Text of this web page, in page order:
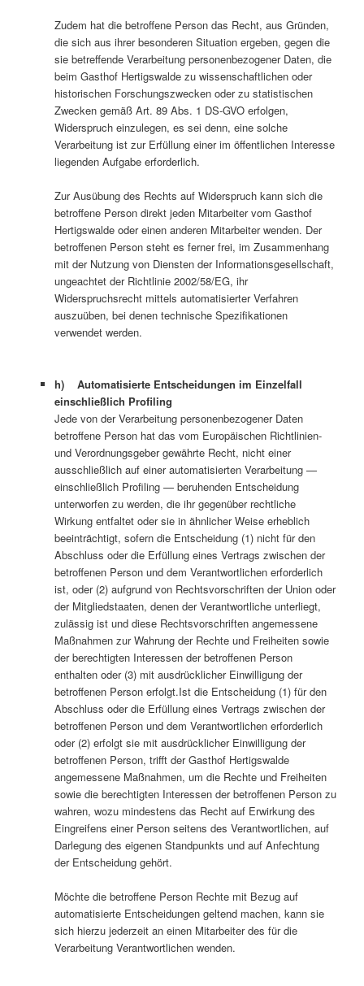
Zudem hat die betroffene Person das Recht, aus Gründen,
die sich aus ihrer besonderen Situation ergeben, gegen die
sie betreffende Verarbeitung personenbezogener Daten, die
beim Gasthof Hertigswalde zu wissenschaftlichen oder
historischen Forschungszwecken oder zu statistischen
Zwecken gemäß Art. 89 Abs. 1 DS-GVO erfolgen,
Widerspruch einzulegen, es sei denn, eine solche
Verarbeitung ist zur Erfüllung einer im öffentlichen Interesse
liegenden Aufgabe erforderlich.
Zur Ausübung des Rechts auf Widerspruch kann sich die
betroffene Person direkt jeden Mitarbeiter vom Gasthof
Hertigswalde oder einen anderen Mitarbeiter wenden. Der
betroffenen Person steht es ferner frei, im Zusammenhang
mit der Nutzung von Diensten der Informationsgesellschaft,
ungeachtet der Richtlinie 2002/58/EG, ihr
Widerspruchsrecht mittels automatisierter Verfahren
auszuüben, bei denen technische Spezifikationen
verwendet werden.
h) Automatisierte Entscheidungen im Einzelfall
einschließlich Profiling
Jede von der Verarbeitung personenbezogener Daten
betroffene Person hat das vom Europäischen Richtlinien-
und Verordnungsgeber gewährte Recht, nicht einer
ausschließlich auf einer automatisierten Verarbeitung —
einschließlich Profiling — beruhenden Entscheidung
unterworfen zu werden, die ihr gegenüber rechtliche
Wirkung entfaltet oder sie in ähnlicher Weise erheblich
beeinträchtigt, sofern die Entscheidung (1) nicht für den
Abschluss oder die Erfüllung eines Vertrags zwischen der
betroffenen Person und dem Verantwortlichen erforderlich
ist, oder (2) aufgrund von Rechtsvorschriften der Union oder
der Mitgliedstaaten, denen der Verantwortliche unterliegt,
zulässig ist und diese Rechtsvorschriften angemessene
Maßnahmen zur Wahrung der Rechte und Freiheiten sowie
der berechtigten Interessen der betroffenen Person
enthalten oder (3) mit ausdrücklicher Einwilligung der
betroffenen Person erfolgt.Ist die Entscheidung (1) für den
Abschluss oder die Erfüllung eines Vertrags zwischen der
betroffenen Person und dem Verantwortlichen erforderlich
oder (2) erfolgt sie mit ausdrücklicher Einwilligung der
betroffenen Person, trifft der Gasthof Hertigswalde
angemessene Maßnahmen, um die Rechte und Freiheiten
sowie die berechtigten Interessen der betroffenen Person zu
wahren, wozu mindestens das Recht auf Erwirkung des
Eingreifens einer Person seitens des Verantwortlichen, auf
Darlegung des eigenen Standpunkts und auf Anfechtung
der Entscheidung gehört.
Möchte die betroffene Person Rechte mit Bezug auf
automatisierte Entscheidungen geltend machen, kann sie
sich hierzu jederzeit an einen Mitarbeiter des für die
Verarbeitung Verantwortlichen wenden.